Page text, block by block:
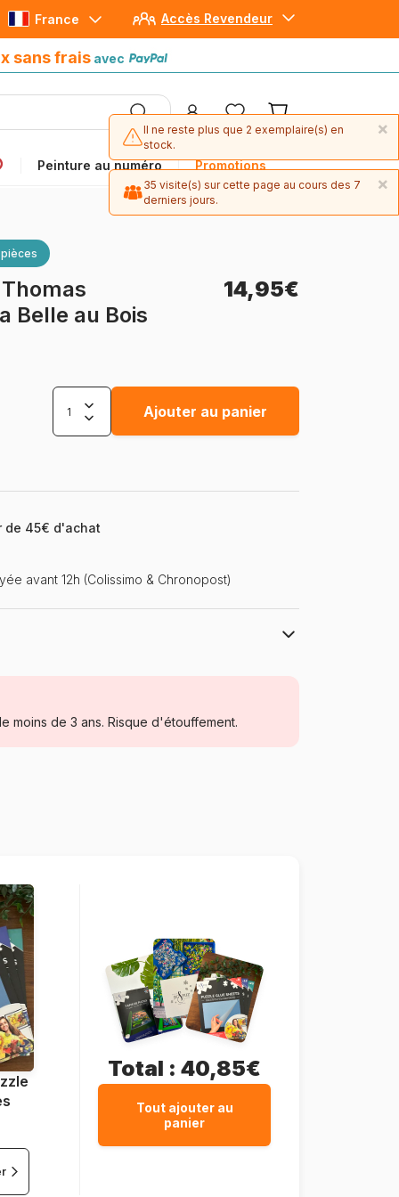
Accès Revendeur
France
sans frais avec
Peinture au numéro Promotions
avec Paypal
Thomas
Belle au Bois
14,95€
Ajouter au panier
de 45€ d'achat
avant 12h (Colissimo & Chronopost)
Puzzle pour Adultes (500 à 48.000
moins de 3 ans. Risque d'étouffement.
Total : 40,85€
Tout ajouter au
panier
×
Il ne reste plus que 2 exemplaire(s) en
stock.
×
35 visite(s) sur cette page au cours des 7
derniers jours.